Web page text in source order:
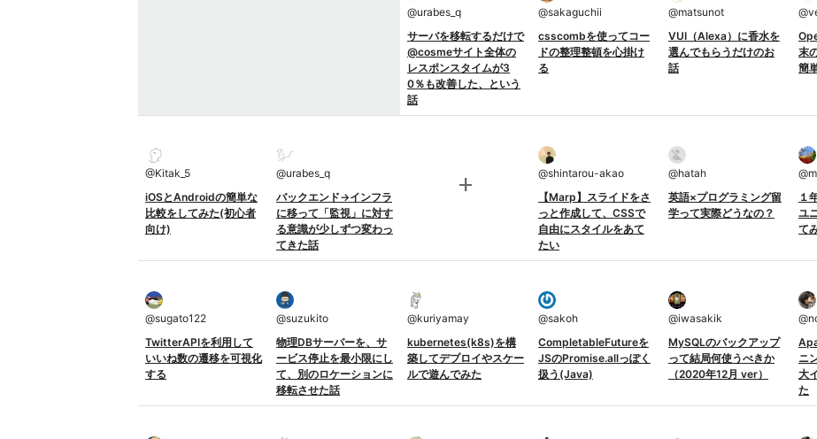
@urabes_q
サーバを移転するだけで
@cosmeサイト全体の
レスポンスタイムが3
0％も改善した、という
話
@sakaguchii
csscombを使ってコー
ドの整理整頓を心掛け
る
@matsunot
VUI（Alexa）に香水を
選んでもらうだけのお
話
@
末
簡
@Kitak_5
iOSとAndroidの簡単な
比較をしてみた(初心者
向け)
@urabes_q
バックエンド→インフラ
に移って「監視」に対す
る意識が少しずつ変わっ
てきた話
add @shintarou-akao
【Marp】スライドをさ
っと作成して、CSSで
自由にスタイルをあて
たい
@hatah
英語×プログラミング留
学って実際どうなの？
@
１
ユ
て
@sugato122
TwitterAPIを利用して
いいね数の遷移を可視化
する
@suzukito
物理DBサーバーを、サ
ービス停止を最小限にし
て、別のロケーションに
移転させた話
@kuriyamay
kubernetes(k8s)を構
築してデプロイやスケー
ルで遊んでみた
@sakoh
CompletableFutureを
JSのPromise.allっぽく
扱う(Java)
@iwasakik
MySQLのバックアップ
って結局何使うべきか
（2020年12月 ver）
@
ニ
大
た